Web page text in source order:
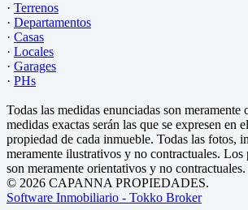
· Terrenos
· Departamentos
· Casas
· Locales
· Garages
· PHs
Todas las medidas enunciadas son meramente
medidas exactas serán las que se expresen en
propiedad de cada inmueble. Todas las fotos,
meramente ilustrativos y no contractuales. Los
son meramente orientativos y no contractuales.
© 2026 CAPANNA PROPIEDADES.
Software Inmobiliario - Tokko Broker